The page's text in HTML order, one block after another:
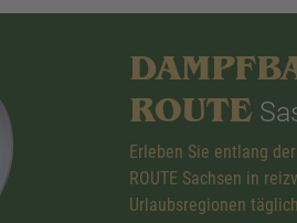
ROUTE
Erleben Sie entlang
ROUTE Sachsen in
Urlaubsregionen